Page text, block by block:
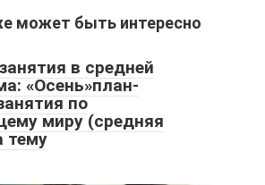
может быть интересно
в средней
«Осень»план-
по
миру (средняя
тему